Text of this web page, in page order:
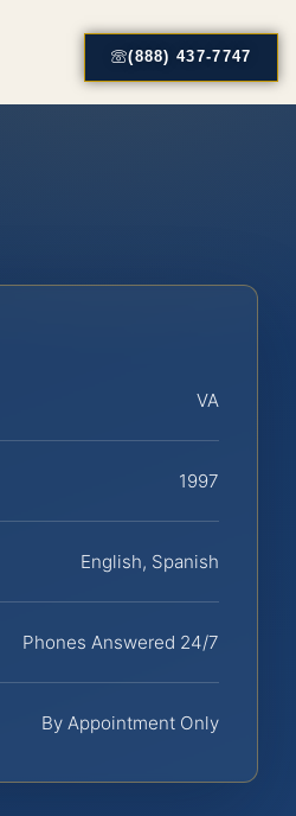
(888) 437-7747
VA
1997
English, Spanish
Phones Answered 24/7
By Appointment Only